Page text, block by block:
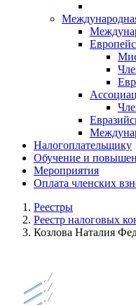
Налогоплательщику
Обучение и
Мероприятия
Оплата членских
Реестры
Реестр налоговых
Козлова Наталия